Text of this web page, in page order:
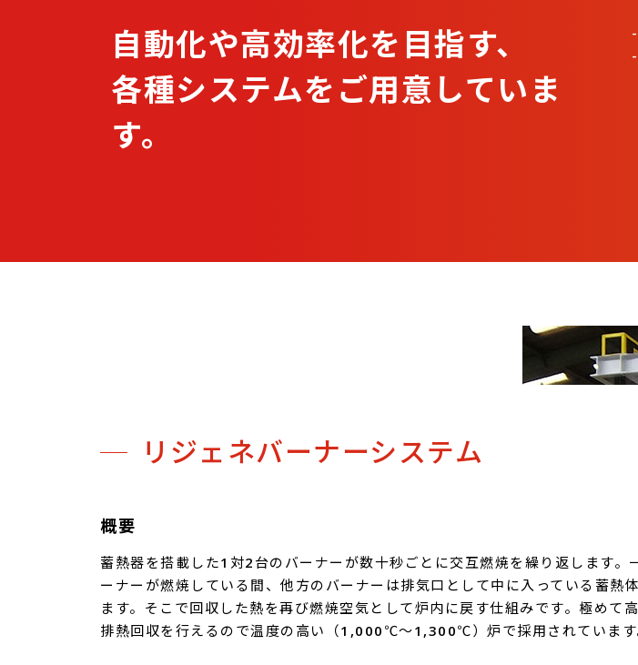
自動化や高効率化を目指す、
各種システムをご用意していま
す。
リジェネバーナーシステム
概要
蓄熱器を搭載した1対2台のバーナーが数十秒ごとに交互燃焼を繰り返します。
ーナーが燃焼している間、他方のバーナーは排気口として中に入っている蓄熱
ます。そこで回収した熱を再び燃焼空気として炉内に戻す仕組みです。極めて
排熱回収を行えるので温度の高い（1,000℃～1,300℃）炉で採用されていま